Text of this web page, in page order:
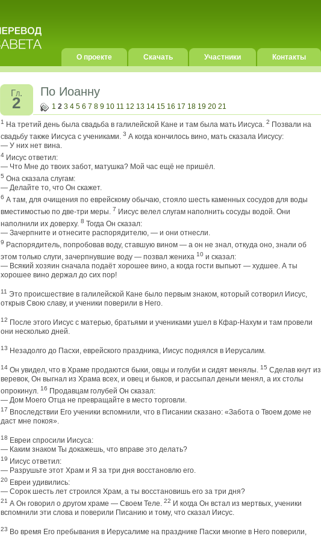
О проекте Скачать Участники Контакты
Гл.
2
По Иоанну
1 2 3 4 5 6 7 8 9 10 11 12 13 14 15 16 17 18 19 20 21
1 На третий день была свадьба в галилейской Кане и там была мать Иисуса. 2 Позвали на
свадьбу также Иисуса с учениками. 3 А когда кончилось вино, мать сказала Иисусу:
— У них нет вина.
4Иисус ответил:
— Что Мне до твоих забот, матушка? Мой час ещё не пришёл.
5 Она сказала слугам:
— Делайте то, что Он скажет.
6 А там, для очищения по еврейскому обычаю, стояло шесть каменных сосудов для воды
вместимостью по две-три меры. 7 Иисус велел слугам наполнить сосуды водой. Они
наполнили их доверху. 8 Тогда Он сказал:
— Зачерпните и отнесите распорядителю, — и они отнесли.
9 Распорядитель, попробовав воду, ставшую вином — а он не знал, откуда оно, знали об
этом только слуги, зачерпнувшие воду — позвал жениха 10и сказал:
— Всякий хозяин сначала подаёт хорошее вино, а когда гости выпьют — худшее. А ты
хорошее вино держал до сих пор!
11 Это происшествие в галилейской Кане было первым знаком, который сотворил Иисус,
открыв Свою славу, и ученики поверили в Него.
12 После этого Иисус с матерью, братьями и учениками ушел в Кфар-Нахум и там провели
они несколько дней.
13 Незадолго до Пасхи, еврейского праздника, Иисус поднялся в Иерусалим.
14Он увидел, что в Храме продаются быки, овцы и голуби и сидят менялы. 15 Сделав кнут из
веревок, Он выгнал из Храма всех, и овец и быков, и рассыпал деньги менял, а их столы
опрокинул. 16 Продавцам голубей Он сказал:
— Дом Моего Отца не превращайте в место торговли.
17 Впоследствии Его ученики вспомнили, что в Писании сказано: «Забота о Твоем доме не
даст мне покоя».
18 Евреи спросили Иисуса:
— Каким знаком Ты докажешь, что вправе это делать?
19 Иисус ответил:
— Разрушьте этот Храм и Я за три дня восстановлю его.
20Евреи удивились:
— Сорок шесть лет строился Храм, а ты восстановишь его за три дня?
21 А Он говорил о другом храме — Своем Теле. 22 И когда Он встал из мертвых, ученики
вспомнили эти слова и поверили Писанию и тому, что сказал Иисус.
23 Во время Его пребывания в Иерусалиме на празднике Пасхи многие в Него поверили,